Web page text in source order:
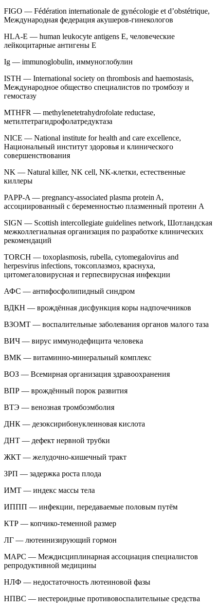
FIGO — Fédération internationale de gynécologie et d’obstétrique,
Международная федерация акушеров-гинекологов
HLA-E — human leukocyte antigens E, человеческие
лейкоцитарные антигены E
Ig — immunoglobulin, иммуноглобулин
ISTH — International society on thrombosis and haemostasis,
Международное общество специалистов по тромбозу и
гемостазу
MTHFR — methylenetetrahydrofolate reductase,
метилтетрагидрофолатредуктаза
NICE — National institute for health and care excellence,
Национальный институт здоровья и клинического
совершенствования
NK — Natural killer, NK cell, NK-клетки, естественные
киллеры
PAPP-A — pregnancy-associated plasma protein A,
ассоциированный с беременностью плазменный протеин А
SIGN — Scottish intercollegiate guidelines network, Шотландская
межколлегиальная организация по разработке клинических
рекомендаций
TORCH — toxoplasmosis, rubella, cytomegalovirus and
herpesvirus infections, токсоплазмоз, краснуха,
цитомегаловирусная и герпесвирусная инфекции
АФС — антифосфолипидный синдром
ВДКН — врождённая дисфункция коры надпочечников
ВЗОМТ — воспалительные заболевания органов малого таза
ВИЧ — вирус иммунодефицита человека
ВМК — витаминно-минеральный комплекс
ВОЗ — Всемирная организация здравоохранения
ВПР — врождённый порок развития
ВТЭ — венозная тромбоэмболия
ДНК — дезоксирибонуклеиновая кислота
ДНТ — дефект нервной трубки
ЖКТ — желудочно-кишечный тракт
ЗРП — задержка роста плода
ИМТ — индекс массы тела
ИППП — инфекции, передаваемые половым путём
КТР — копчико-теменной размер
ЛГ — лютеинизирующий гормон
МАРС — Междисциплинарная ассоциация специалистов
репродуктивной медицины
НЛФ — недостаточность лютеиновой фазы
НПВС — нестероидные противовоспалительные средства